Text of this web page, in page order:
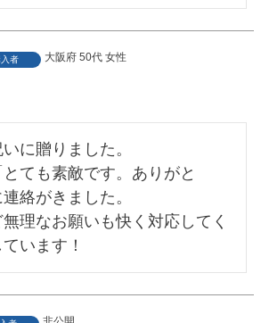
者 大阪府 50代 女性
に贈りました。
ても素敵です。ありがと
絡がきました。
理なお願いも快く対応してく
います！